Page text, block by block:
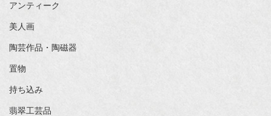
アンティーク
美人画
陶芸作品・陶磁器
置物
持ち込み
翡翠工芸品